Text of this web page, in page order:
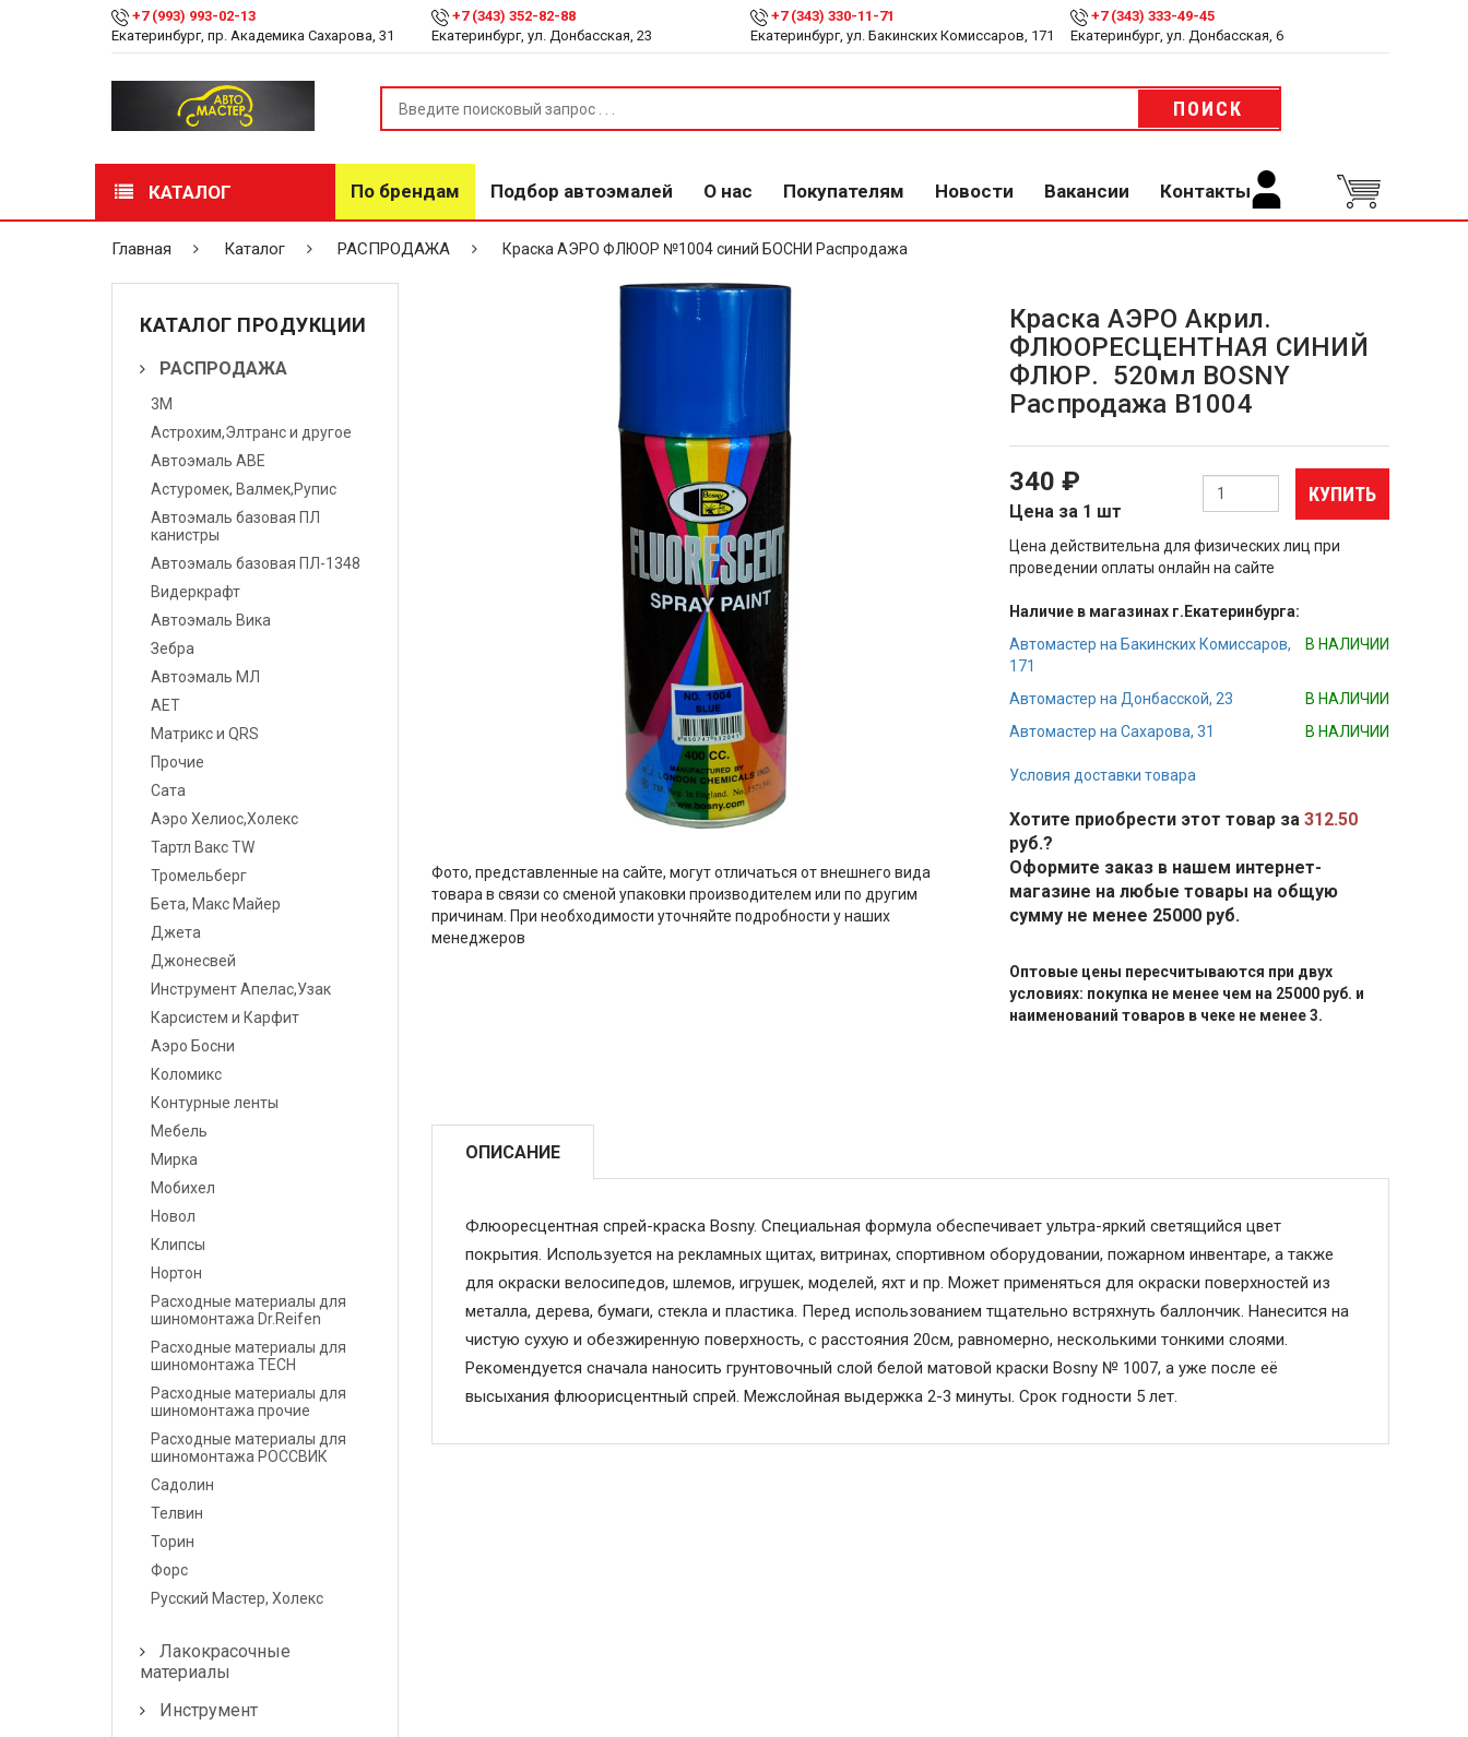
+7 (993) 993-02-13
Екатеринбург, пр. Академика Сахарова, 31
+7 (343) 352-82-88
Екатеринбург, ул. Донбасская, 23
+7 (343) 330-11-71
Екатеринбург, ул. Бакинских Комиссаров, 171
+7 (343) 333-49-45
Екатеринбург, ул. Донбасская, 6
ПОИСК
КАТАЛОГ По брендам Подбор автоэмалей О нас Покупателям Новости Вакансии Контакты
РАСПРОДАЖА
Лакокрасочные
материалы
Инструмент
Оборудование
Полировальные системы
Антикоррозионные
Герметики, Клеи
Растворители
Ремонт пластика
Средства индивидуальной
защиты (СИЗ)
Маскировочные
Салфетки протирочные
Емкости, ситечки, PPS,
палочки для
размешивания, линейки
Средства защиты
Крепежные системы
Батарейки и
Аккумуляторы
Аксессуары
Лампочки и
предохранители
Главная Каталог РАСПРОДАЖА Краска АЭРО ФЛЮОР №1004 синий БОСНИ Распродажа
КАТАЛОГ ПРОДУКЦИИ
РАСПРОДАЖА
3М
Астрохим,Элтранс и другое
Автоэмаль АВЕ
Астуромек, Валмек,Рупис
Автоэмаль базовая ПЛ
канистры
Автоэмаль базовая ПЛ-1348
Видеркрафт
Автоэмаль Вика
Зебра
Автоэмаль МЛ
АЕТ
Матрикс и QRS
Прочие
Сата
Аэро Хелиос,Холекс
Тартл Вакс TW
Тромельберг
Бета, Макс Майер
Джета
Джонесвей
Инструмент Апелас,Узак
Карсистем и Карфит
Аэро Босни
Коломикс
Контурные ленты
Мебель
Мирка
Мобихел
Новол
Клипсы
Нортон
Расходные материалы для
шиномонтажа Dr.Reifen
Расходные материалы для
шиномонтажа TECH
Расходные материалы для
шиномонтажа прочие
Расходные материалы для
шиномонтажа РОССВИК
Садолин
Телвин
Торин
Форс
Русский Мастер, Холекс
Лакокрасочные
материалы
Инструмент
Фото, представленные на сайте, могут отличаться от внешнего вида
товара в связи со сменой упаковки производителем или по другим
причинам. При необходимости уточняйте подробности у наших
менеджеров
Краска АЭРО Акрил.
ФЛЮОРЕСЦЕНТНАЯ СИНИЙ
ФЛЮР. 520мл BOSNY
Распродажа B1004
340 ₽
Цена за 1 шт
КУПИТЬ
Цена действительна для физических лиц при
проведении оплаты онлайн на сайте
Наличие в магазинах г.Екатеринбурга:
Автомастер на Бакинских Комиссаров,
171
В НАЛИЧИИ
Автомастер на Донбасской, 23
В НАЛИЧИИ
Автомастер на Сахарова, 31
В НАЛИЧИИ
Условия доставки товара
Хотите приобрести этот товар за 312.50
руб.?
Оформите заказ в нашем интернет-
магазине на любые товары на общую
сумму не менее 25000 руб.
Оптовые цены пересчитываются при двух
условиях: покупка не менее чем на 25000 руб. и
наименований товаров в чеке не менее 3.
ОПИСАНИЕ
Флюоресцентная спрей-краска Bosny. Специальная формула обеспечивает ультра-яркий светящийся цвет
покрытия. Используется на рекламных щитах, витринах, спортивном оборудовании, пожарном инвентаре, а также
для окраски велосипедов, шлемов, игрушек, моделей, яхт и пр. Может применяться для окраски поверхностей из
металла, дерева, бумаги, стекла и пластика. Перед использованием тщательно встряхнуть баллончик. Нанесится на
чистую сухую и обезжиренную поверхность, с расстояния 20см, равномерно, несколькими тонкими слоями.
Рекомендуется сначала наносить грунтовочный слой белой матовой краски Bosny № 1007, а уже после её
высыхания флюорисцентный спрей. Межслойная выдержка 2-3 минуты. Срок годности 5 лет.